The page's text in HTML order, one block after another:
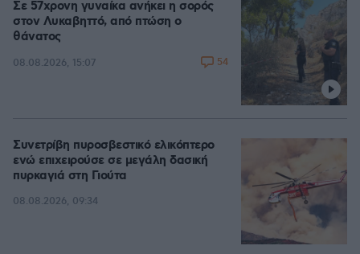
Σε 57χρονη γυναίκα ανήκει η σορός
στον Λυκαβηττό, από πτώση ο
θάνατος
08.08.2026, 15:07 54
Συνετρίβη πυροσβεστικό ελικόπτερο
ενώ επιχειρούσε σε μεγάλη δασική
πυρκαγιά στη Γιούτα
08.08.2026, 09:34